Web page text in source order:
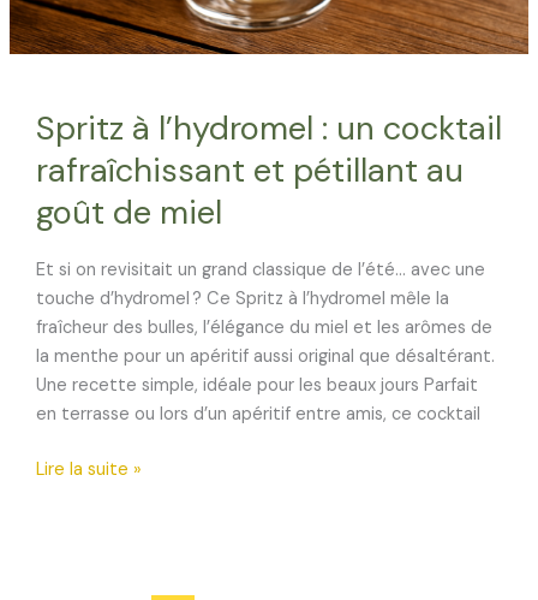
Spritz à l’hydromel : un cocktail
rafraîchissant et pétillant au
goût de miel
Et si on revisitait un grand classique de l’été… avec une
touche d’hydromel ? Ce Spritz à l’hydromel mêle la
fraîcheur des bulles, l’élégance du miel et les arômes de
la menthe pour un apéritif aussi original que désaltérant.
Une recette simple, idéale pour les beaux jours Parfait
en terrasse ou lors d’un apéritif entre amis, ce cocktail
Spritz
Lire la suite »